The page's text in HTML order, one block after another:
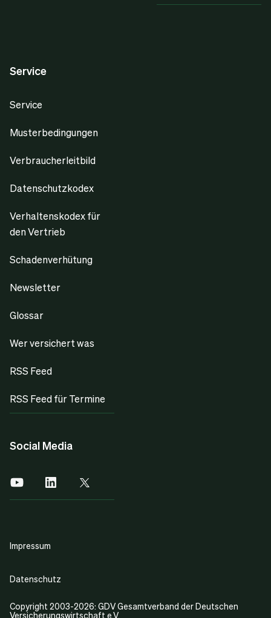
Service
Service
Musterbedingungen
Verbraucherleitbild
Datenschutzkodex
Verhaltenskodex für
den Vertrieb
Schadenverhütung
Newsletter
Glossar
Wer versichert was
RSS Feed
RSS Feed für Termine
Social Media
Copyright 2003-2026: GDV Gesamtverband der Deutschen
Versicherungswirtschaft e.V.
Impressum
Datenschutz